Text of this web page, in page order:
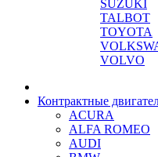
SUZUKI
TALBOT
TOYOTA
VOLVO
Контрактные
ACURA
ALFA ROMEO
AUDI